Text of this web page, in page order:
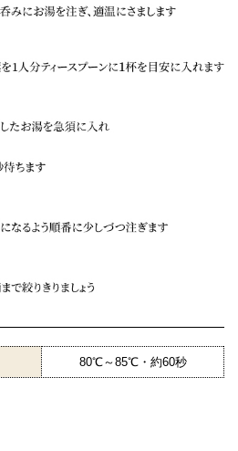
80℃～85℃・約60秒